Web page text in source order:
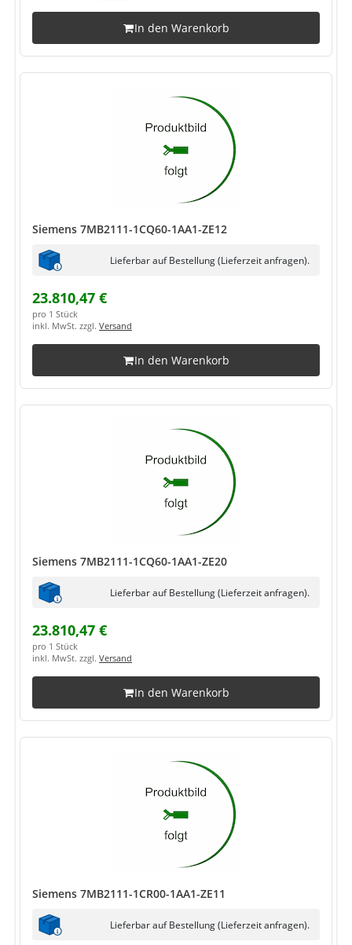
In den Warenkorb
Siemens 7MB2111-1CQ60-1AA1-ZE12
Lieferbar auf Bestellung (Lieferzeit anfragen).
23.810,47 €
pro 1 Stück
inkl. MwSt. zzgl. Versand
In den Warenkorb
Siemens 7MB2111-1CQ60-1AA1-ZE20
Lieferbar auf Bestellung (Lieferzeit anfragen).
23.810,47 €
pro 1 Stück
inkl. MwSt. zzgl. Versand
In den Warenkorb
Siemens 7MB2111-1CR00-1AA1-ZE11
Lieferbar auf Bestellung (Lieferzeit anfragen).